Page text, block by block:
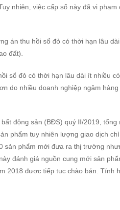
nhiên, việc cấp sổ này đã vi phạm
án thu hồi sổ đỏ có thời hạn lâu
đất).
sổ đỏ có thời hạn lâu dài ít nhiều
do nhiều doanh nghiệp ngâm
động sản (BĐS) quý II/2019, tổng
phẩm tuy nhiên lượng giao dịch
sản phẩm mới đưa ra thị trường
đánh giá nguồn cung mới sản
2018 được tiếp tục chào bán. Tính